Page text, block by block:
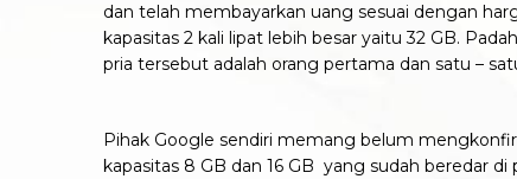
dan telah membayarkan uang sesuai dengan
kapasitas 2 kali lipat lebih besar yaitu 32 GB.
pria tersebut adalah orang pertama dan satu –
Pihak Google sendiri memang belum
kapasitas 8 GB dan 16 GB yang sudah beredar